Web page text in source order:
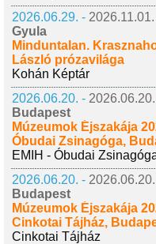
2026.06.29. - 2026.11.01.
Gyula
Minduntalan.
László prózavilága
Kohán Képtár
2026.06.20. - 2026.06.20.
Budapest
Múzeumok Éjszakája
Óbudai Zsinagóga,
EMIH - Óbudai
2026.06.20. - 2026.06.20.
Budapest
Múzeumok Éjszakája
Cinkotai Tájház,
Cinkotai Tájház